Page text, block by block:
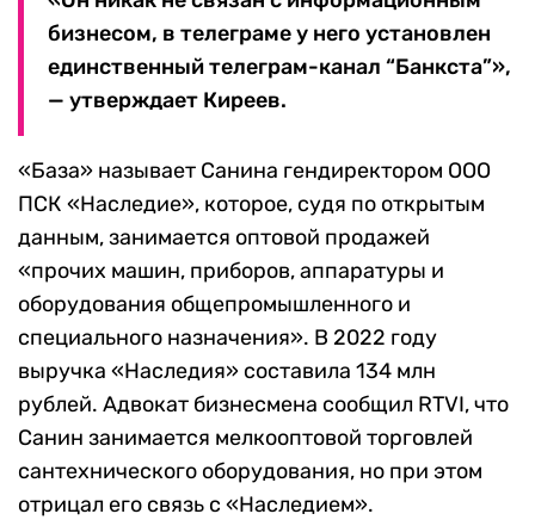
бизнесом, в телеграме у него установлен
единственный телеграм-канал “Банкста”»,
— утверждает Киреев.
«База» называет Санина гендиректором ООО
ПСК «Наследие», которое, судя по открытым
данным, занимается оптовой продажей
«прочих машин, приборов, аппаратуры и
оборудования общепромышленного и
специального назначения». В 2022 году
выручка «Наследия» составила 134 млн
рублей. Адвокат бизнесмена сообщил RTVI, что
Санин занимается мелкооптовой торговлей
сантехнического оборудования, но при этом
отрицал его связь с «Наследием».